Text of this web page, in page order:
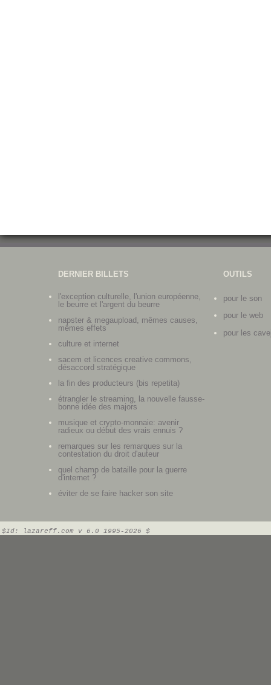
DERNIER BILLETS
l'exception culturelle, l'union européenne,
le beurre et l'argent du beurre
napster & megaupload, mêmes causes,
mêmes effets
culture et internet
sacem et licences creative commons,
désaccord stratégique
la fin des producteurs (bis repetita)
étrangler le streaming, la nouvelle fausse-
bonne idée des majors
musique et crypto-monnaie: avenir
radieux ou début des vrais ennuis ?
remarques sur les remarques sur la
contestation du droit d'auteur
quel champ de bataille pour la guerre
d'internet ?
éviter de se faire hacker son site
OUTILS
pour le son
pour le web
pour les
$Id: lazareff.com v 6.0 1995-2026 $